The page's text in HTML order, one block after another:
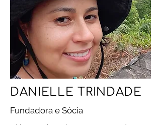
DANIELLE TRINDADE
Fundadora e Sócia